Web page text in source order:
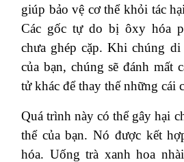
giúp bảo vệ cơ thể khỏi tác
Các gốc tự do bị ôxy hóa
chưa ghép cặp. Khi chúng
của bạn, chúng sẽ đánh mất
tử khác để thay thế những cái
Quá trình này có thể gây hại
thể của bạn. Nó được kết
hóa. Uống trà xanh hoa